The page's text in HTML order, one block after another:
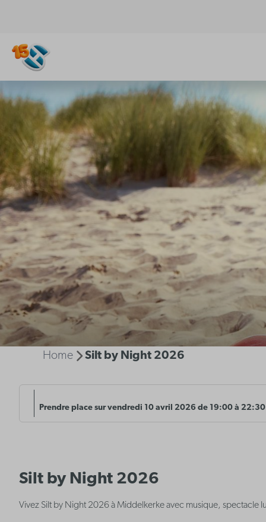
Home Silt by Night 2026
Prendre place sur vendredi 10 avril 2026 de 19:00 à 22:30
Silt by Night 2026
Vivez Silt by Night 2026 à Middelkerke avec musique, spectacle